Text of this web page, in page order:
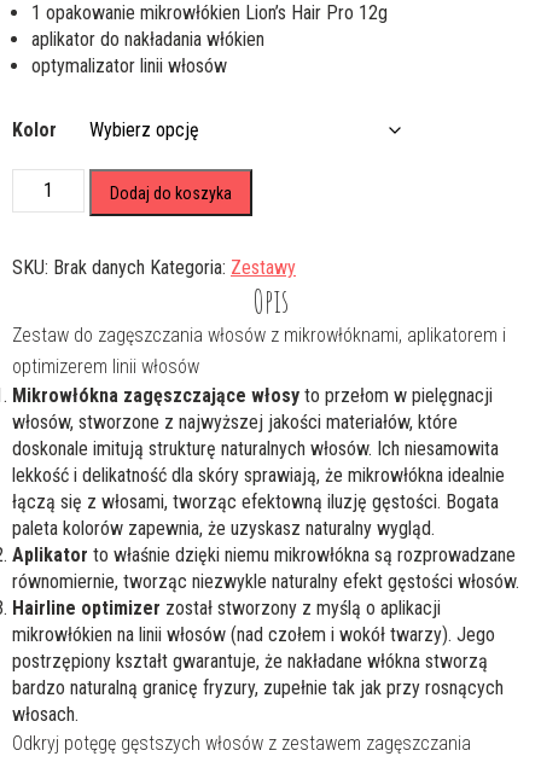
1 opakowanie mikrowłókien Lion’s Hair Pro 12g
aplikator do nakładania włókien
optymalizator linii włosów
Kolor
Mikrowłókna
Włosy
PRO
12g
+ Aplikator
+ Optimizer
Dodaj do koszyka
SKU: Brak danych Kategoria: Zestawy
Opis
Zestaw do zagęszczania włosów z mikrowłóknami, aplikatorem i
optimizerem linii włosów
Mikrowłókna zagęszczające włosy to przełom w pielęgnacji
włosów, stworzone z najwyższej jakości materiałów, które
doskonale imitują strukturę naturalnych włosów. Ich niesamowita
lekkość i delikatność dla skóry sprawiają, że mikrowłókna idealnie
łączą się z włosami, tworząc efektowną iluzję gęstości. Bogata
paleta kolorów zapewnia, że uzyskasz naturalny wygląd.
Aplikator to właśnie dzięki niemu mikrowłókna są rozprowadzane
równomiernie, tworząc niezwykle naturalny efekt gęstości włosów.
Hairline optimizer został stworzony z myślą o aplikacji
mikrowłókien na linii włosów (nad czołem i wokół twarzy). Jego
postrzępiony kształt gwarantuje, że nakładane włókna stworzą
bardzo naturalną granicę fryzury, zupełnie tak jak przy rosnących
włosach.
Odkryj potęgę gęstszych włosów z zestawem zagęszczania